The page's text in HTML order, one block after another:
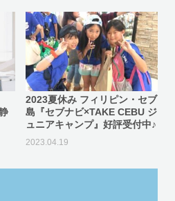
2023夏休み フィリピン・セブ
島『セブナビ×TAKE CEBU ジ
ュニアキャンプ』好評受付中♪
2023.04.19